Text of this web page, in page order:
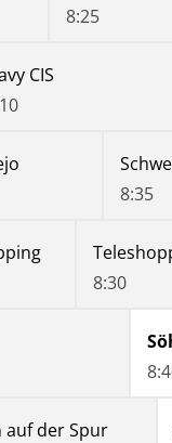
8:25
CIS
8:35
8:30
auf der Spur